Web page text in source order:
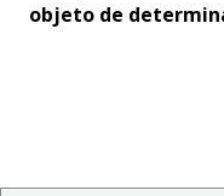
objeto de